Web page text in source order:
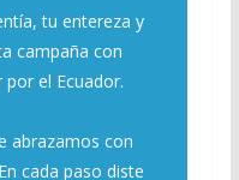
tu entereza y
campaña con
el Ecuador.
abrazamos con
cada paso diste